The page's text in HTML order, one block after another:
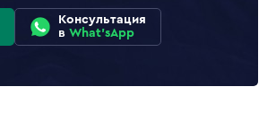
Консультация
в What'sApp